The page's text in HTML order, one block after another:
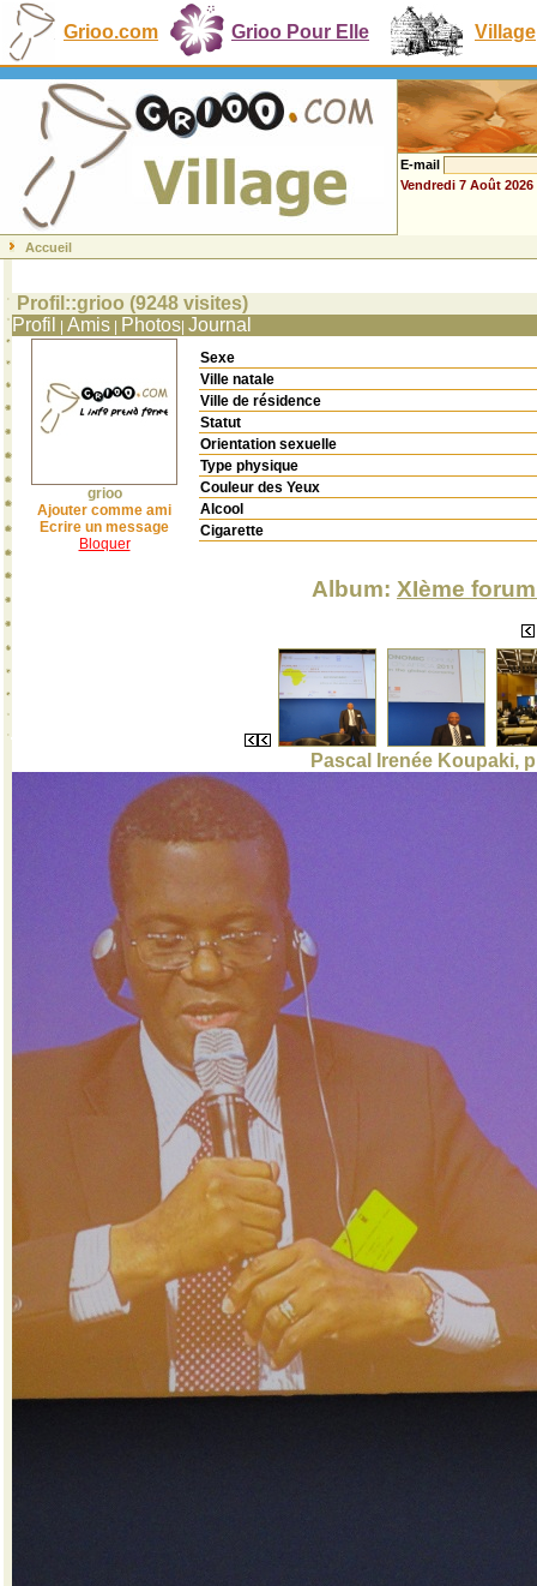
Grioo.com Grioo Pour Elle Village
E-mail
Vendredi 7 Août 2026
Accueil
Profil::grioo (9248 visites)
Profil
Amis Photos Journal
grioo
Ajouter comme ami
Ecrire un message
Bloquer
Sexe
Ville natale
Ville de résidence
Statut
Orientation sexuelle
Type physique
Couleur des Yeux
Alcool
Cigarette
Album: XIème
Pascal Irenée Koupaki,